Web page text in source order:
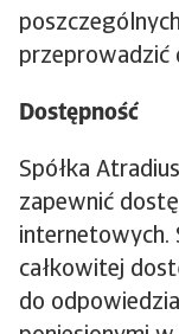
przeprowadzić
Dostępność
Spółka
zapewnić
internetowych.
całkowitej
do